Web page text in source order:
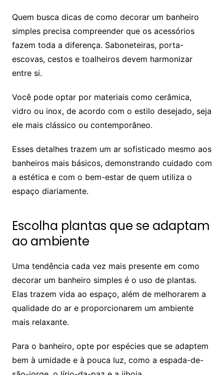
Quem busca dicas de como decorar um banheiro
simples precisa compreender que os acessórios
fazem toda a diferença. Saboneteiras, porta-
escovas, cestos e toalheiros devem harmonizar
entre si.
Você pode optar por materiais como cerâmica,
vidro ou inox, de acordo com o estilo desejado, seja
ele mais clássico ou contemporâneo.
Esses detalhes trazem um ar sofisticado mesmo aos
banheiros mais básicos, demonstrando cuidado com
a estética e com o bem-estar de quem utiliza o
espaço diariamente.
Escolha plantas que se adaptam
ao ambiente
Uma tendência cada vez mais presente em como
decorar um banheiro simples é o uso de plantas.
Elas trazem vida ao espaço, além de melhorarem a
qualidade do ar e proporcionarem um ambiente
mais relaxante.
Para o banheiro, opte por espécies que se adaptem
bem à umidade e à pouca luz, como a espada-de-